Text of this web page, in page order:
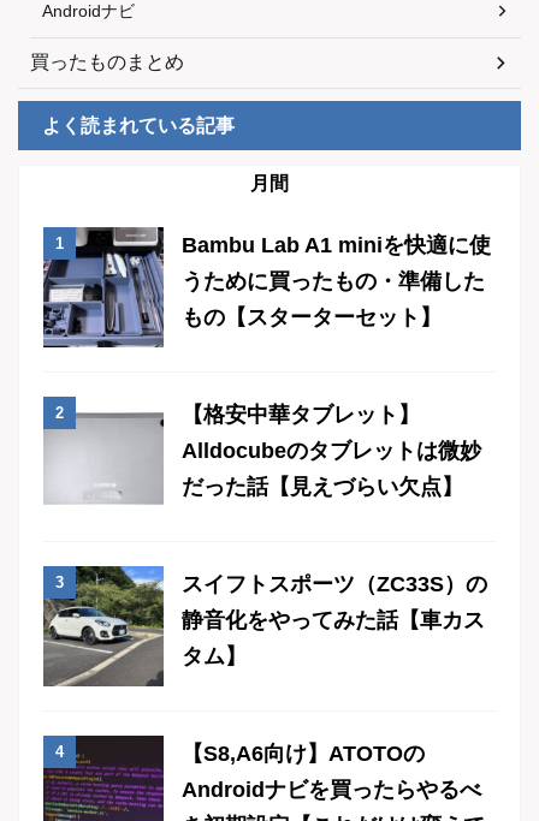
Androidナビ
買ったものまとめ
よく読まれている記事
月間
Bambu Lab A1 miniを快適に使
うために買ったもの・準備した
もの【スターターセット】
【格安中華タブレット】
Alldocubeのタブレットは微妙
だった話【見えづらい欠点】
スイフトスポーツ（ZC33S）の
静音化をやってみた話【車カス
タム】
【S8,A6向け】ATOTOの
Androidナビを買ったらやるべ